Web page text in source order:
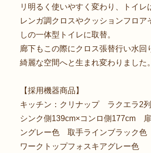
リ明るく使いやすく変わり、トイレ
レンガ調クロスやクッションフロア
しの一体型トイレに取替。
廊下もこの際にクロス張替行い水回
綺麗な空間へと生まれ変わりました。
【採用機器商品】
キッチン：クリナップ ラクエラ2
シンク側139cm×コンロ側177cm
ングレー色 取手ラインブラック
ワークトップフォスキアグレー色